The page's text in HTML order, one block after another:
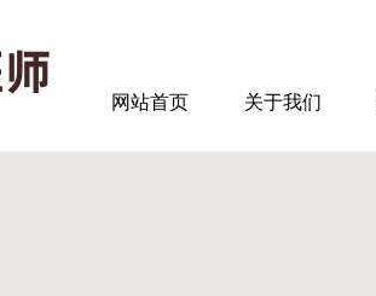
网站首页 关于我们